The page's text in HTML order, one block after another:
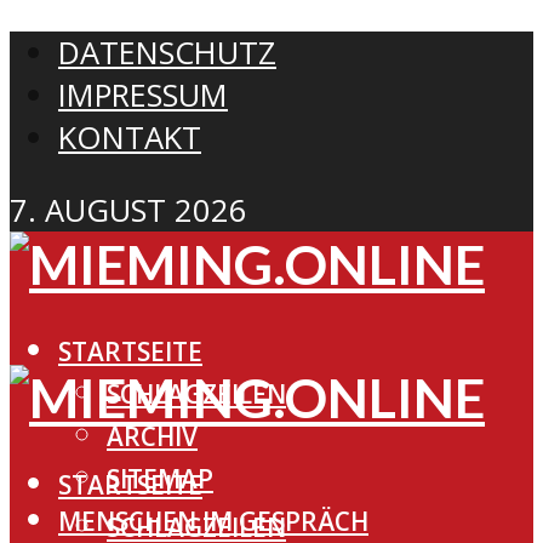
DATENSCHUTZ
IMPRESSUM
KONTAKT
7. AUGUST 2026
STARTSEITE
SCHLAGZEILEN
ARCHIV
SITEMAP
MENSCHEN IM GESPRÄCH
STARTSEITE
SCHLAGZEILEN